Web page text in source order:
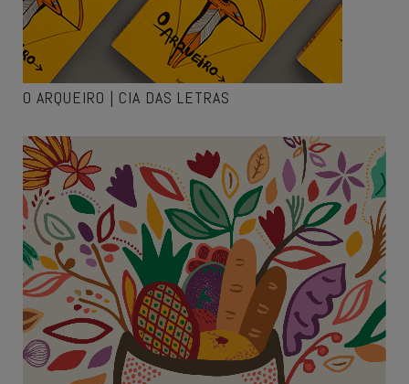
O ARQUEIRO | CIA DAS LETRAS